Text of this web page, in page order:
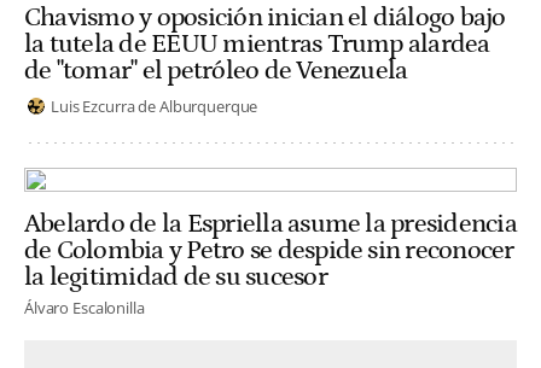
Chavismo y oposición inician el diálogo bajo
la tutela de EEUU mientras Trump alardea
de "tomar" el petróleo de Venezuela
Luis Ezcurra de Alburquerque
Abelardo de la Espriella asume la presidencia
de Colombia y Petro se despide sin reconocer
la legitimidad de su sucesor
Álvaro Escalonilla